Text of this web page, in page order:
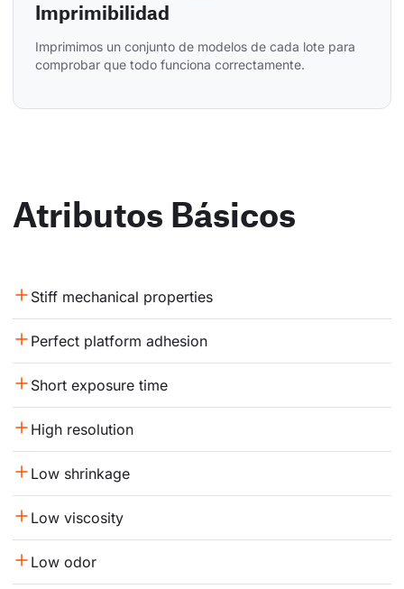
Imprimibilidad
Imprimimos un conjunto de modelos de cada lote para
comprobar que todo funciona correctamente.
Atributos Básicos
Stiff mechanical properties
Perfect platform adhesion
Short exposure time
High resolution
Low shrinkage
Low viscosity
Low odor